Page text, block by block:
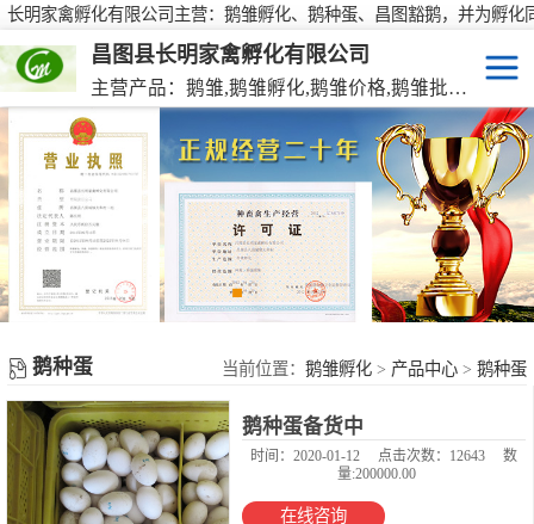
长明家禽孵化有限公司主营：鹅雏孵化、鹅种蛋、昌图豁鹅，并为孵化
行大批量供应鹅种蛋，有需要欢迎来电咨询！
昌图县长明家禽孵化有限公司
主营产品：鹅雏,鹅雏孵化,鹅雏价格,鹅雏批发,鹅种蛋,脱温大种鹅雏,活珠蛋,后备种鹅等家禽产品。
鹅种蛋 当前位置： 鹅雏孵化 > 产品中心 > 鹅种蛋
鹅种蛋备货中
时间：2020-01-12 点击次数：12643
数
量:200000.00
在线咨询
鹅雏
脱温大种鹅雏
鹅种蛋
活珠蛋
后备种鹅
东北笨鸡雏